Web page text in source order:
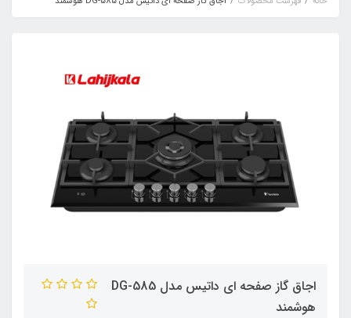
اجاق گاز صفحه ای داتیس مدل DG-585
هوشمند